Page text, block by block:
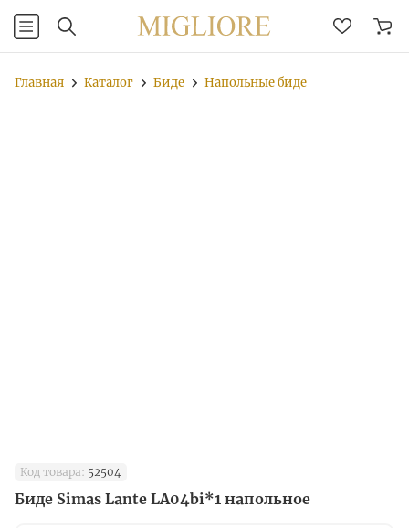
Главная Каталог Биде Напольные биде
Код товара: 52504
Биде Simas Lante LA04bi*1 напольное